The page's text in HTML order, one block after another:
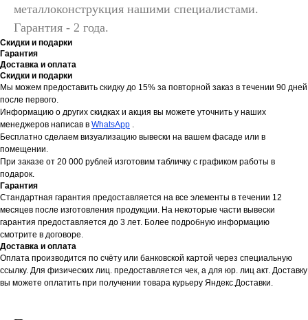
металлоконструкция нашими специалистами.
Гарантия - 2 года.
Скидки и подарки
Гарантия
Доставка и оплата
Скидки и подарки
Мы можем предоставить скидку до 15% за повторной заказ в течении 90 дней
после первого.
Информацию о других скидках и акция вы можете уточнить у наших
менеджеров написав в WhatsApp .
Бесплатно сделаем визуализацию вывески на вашем фасаде или в
помещении.
При заказе от 20 000 рублей изготовим табличку с графиком работы в
подарок.
Гарантия
Стандартная гарантия предоставляется на все элементы в течении 12
месяцев после изготовления продукции. На некоторые части вывески
гарантия предоставляется до 3 лет. Более подробную информацию
смотрите в договоре.
Доставка и оплата
Оплата производится по счёту или банковской картой через специальную
ссылку. Для физических лиц. предоставляется чек, а для юр. лиц акт. Доставку
вы можете оплатить при получении товара курьеру Яндекс.Доставки.